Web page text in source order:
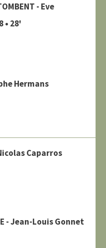
- Eve
• 28'
Hermans
Caparros
- Jean-Louis Gonnet